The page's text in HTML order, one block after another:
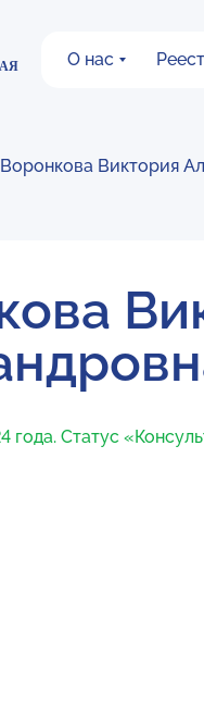
О нас
Воронкова Виктория
года. Статус